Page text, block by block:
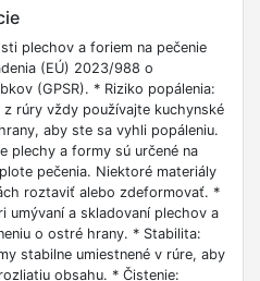
plechov a foriem na pečenie
(EÚ) 2023/988 o
(GPSR). * Riziko popálenia:
rúry vždy používajte kuchynské
aby ste sa vyhli popáleniu.
plechy a formy sú určené na
pečenia. Niektoré materiály
roztaviť alebo zdeformovať. *
umývaní a skladovaní plechov a
o ostré hrany. * Stabilita:
stabilne umiestnené v rúre, aby
obsahu. * Čistenie: